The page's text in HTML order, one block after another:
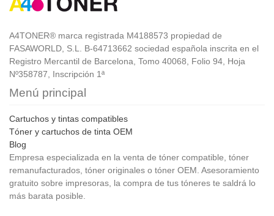
A4TONER® marca registrada M4188573 propiedad de
FASAWORLD, S.L. B-64713662 sociedad española inscrita en el
Registro Mercantil de Barcelona, Tomo 40068, Folio 94, Hoja
Nº358787, Inscripción 1ª
Menú principal
Cartuchos y tintas compatibles
Tóner y cartuchos de tinta OEM
Blog
Empresa especializada en la venta de tóner compatible, tóner
remanufacturados, tóner originales o tóner OEM. Asesoramiento
gratuito sobre impresoras, la compra de tus tóneres te saldrá lo
más barata posible.